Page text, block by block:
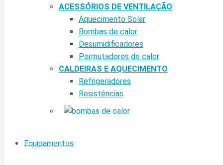
ACESSÓRIOS DE VENTILAÇÃO
Aquecimento Solar
Bombas de calor
Desumidificadores
Permutadores de calor
CALDEIRAS E AQUECIMENTO
Refrigeradores
Resistências
Equipamentos